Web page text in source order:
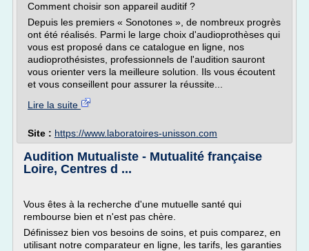
Comment choisir son appareil auditif ?
Depuis les premiers « Sonotones », de nombreux progrès
ont été réalisés. Parmi le large choix d'audioprothèses qui
vous est proposé dans ce catalogue en ligne, nos
audioprothésistes, professionnels de l'audition sauront
vous orienter vers la meilleure solution. Ils vous écoutent
et vous conseillent pour assurer la réussite...
Lire la suite
Site : https://www.laboratoires-unisson.com
Audition Mutualiste - Mutualité française
Loire, Centres d ...
Vous êtes à la recherche d'une mutuelle santé qui
rembourse bien et n'est pas chère.
Définissez bien vos besoins de soins, et puis comparez, en
utilisant notre comparateur en ligne, les tarifs, les garanties